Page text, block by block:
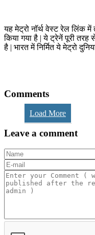
यह मेट्रो नॉर्थ वेस्ट रेल लिंक
किया गया है | ये ट्रेनें पूरी
है | भारत में निर्मित ये मेट्रो
Comments
Load More
Leave a comment